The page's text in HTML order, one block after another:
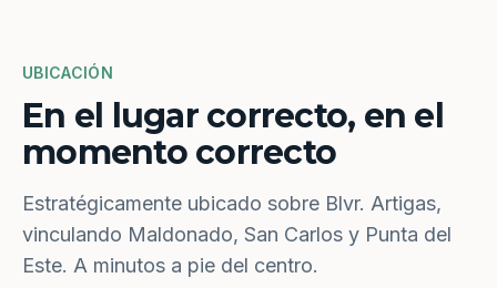
UBICACIÓN
En el lugar correcto, en el
momento correcto
Estratégicamente ubicado sobre Blvr. Artigas,
vinculando Maldonado, San Carlos y Punta del
Este. A minutos a pie del centro.